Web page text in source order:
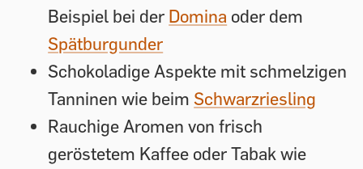
Beispiel bei der Domina oder dem
Spätburgunder
Schokoladige Aspekte mit schmelzigen
Tanninen wie beimSchwarzriesling
Rauchige Aromen von frisch
geröstetem Kaffee oder Tabak wie